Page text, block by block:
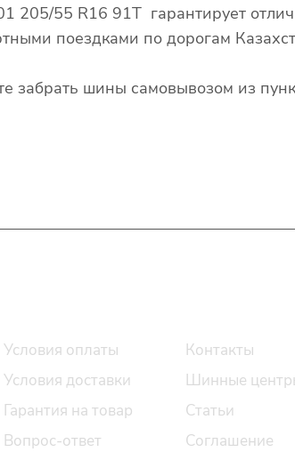
205/55 R16 91T гарантирует
поездками по дорогам
забрать шины самовывозом из
Условия оплаты
Условия доставки
Гарантия на товар
Вопрос-ответ
Контакты
Шинные
Статьи
Соглашение